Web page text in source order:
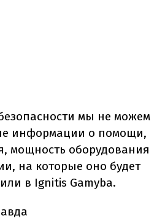
мы не можем
информации о помощи,
мощность оборудования
на которые оно будет
в Ignitis Gamyba.